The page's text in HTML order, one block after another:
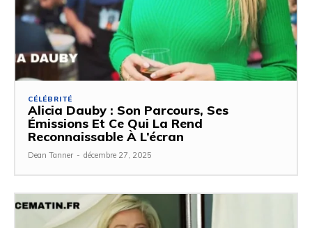
CÉLÉBRITÉ
Alicia Dauby : Son Parcours, Ses
Émissions Et Ce Qui La Rend
Reconnaissable À L’écran
Dean Tanner - décembre 27, 2025